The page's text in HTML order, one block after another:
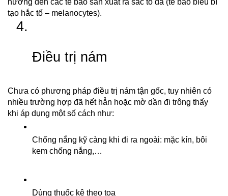
hưởng đến các tế bào sản xuất ra sắc tố da (tế bào biểu bì
tạo hắc tố – melanocytes).
Điều trị nám
Chưa có phương pháp điều trị nám tận gốc, tuy nhiên có
nhiều trường hợp đã hết hẳn hoặc mờ dần đi trông thấy
khi áp dụng một số cách như:
Chống nắng kỹ càng khi đi ra ngoài: mặc kín, bôi
kem chống nắng,…
Dùng thuốc kê theo toa